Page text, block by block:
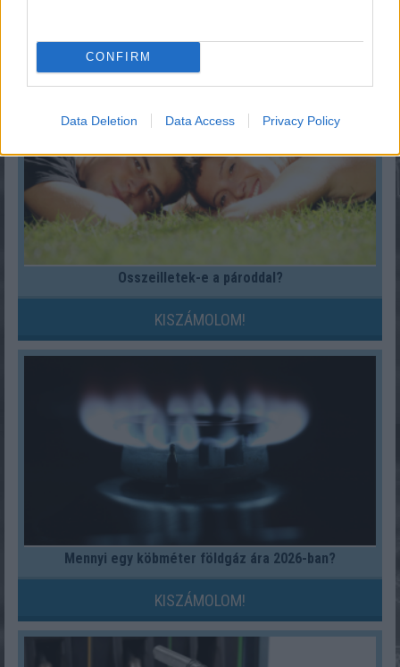
CONFIRM
Data Deletion Data Access Privacy Policy
Összeilletek-e a pároddal?
KISZÁMOLOM!
Mennyi egy köbméter földgáz ára 2026-ban?
KISZÁMOLOM!